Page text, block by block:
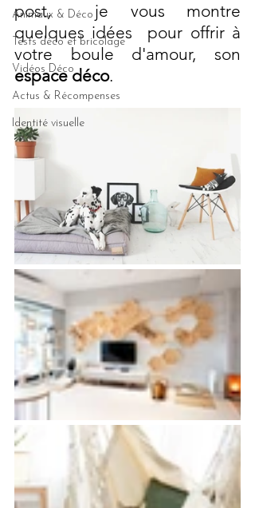
Animaux & Déco
Tests déco et bricolage
Vidéos Déco
Actus & Récompenses
Identité visuelle
post,  je vous montre
quelques idées  pour offrir à
espace déco.